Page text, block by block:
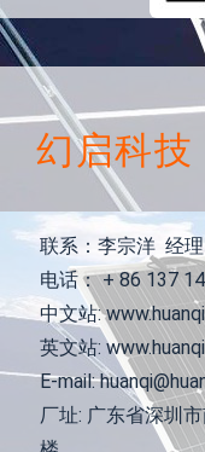
幻启科技
联系：李宗洋 经理
电话： + 86 137
中文站:
英文站:
E-mail:
厂址: 广东省深圳